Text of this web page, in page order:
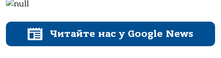
Читайте нас у Google News